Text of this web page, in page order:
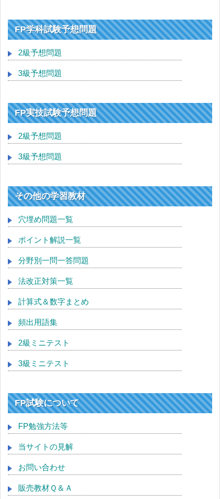
FP学科試験予想問題
2級予想問題
3級予想問題
FP実技試験予想問題
2級予想問題
3級予想問題
その他の学習教材
穴埋め問題一覧
ポイント解説一覧
分野別一問一答問題
法改正対策一覧
計算式＆数字まとめ
頻出用語集
2級ミニテスト
3級ミニテスト
FP試験について
FP勉強方法等
当サイトの見解
お問い合わせ
販売教材Ｑ＆Ａ